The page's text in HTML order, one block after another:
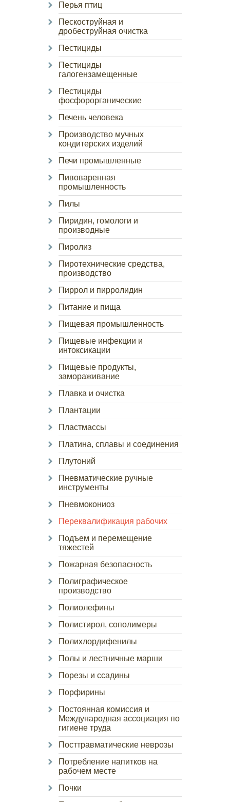
Перья птиц
Пескоструйная и
дробеструйная очистка
Пестициды
Пестициды
галогензамещенные
Пестициды
фосфорорганические
Печень человека
Производство мучных
кондитерских изделий
Печи промышленные
Пивоваренная
промышленность
Пилы
Пиридин, гомологи и
производные
Пиролиз
Пиротехнические средства,
производство
Пиррол и пирролидин
Питание и пища
Пищевая промышленность
Пищевые инфекции и
интоксикации
Пищевые продукты,
замораживание
Плавка и очистка
Плантации
Пластмассы
Платина, сплавы и соединения
Плутоний
Пневматические ручные
инструменты
Пневмокониоз
Переквалификация рабочих
Подъем и перемещение
тяжестей
Пожарная безопасность
Полиграфическое
производство
Полиолефины
Полистирол, сополимеры
Полихлордифенилы
Полы и лестничные марши
Порезы и ссадины
Порфирины
Постоянная комиссия и
Международная ассоциация по
гигиене труда
Посттравматические неврозы
Потребление напитков на
рабочем месте
Почки